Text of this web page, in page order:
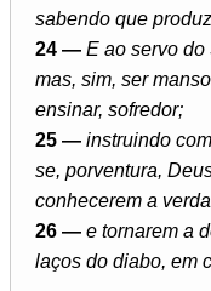
sabendo que
24 — E ao servo do
mas, sim, ser
ensinar, sofredor;
25 — instruindo
se, porventura,
conhecerem a
26 — e tornarem a
laços do diabo, em